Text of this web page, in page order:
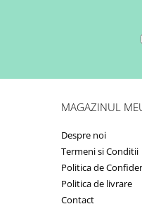
MAGAZINUL
Despre noi
Termeni si Conditii
Politica de
Politica de livrare
Contact